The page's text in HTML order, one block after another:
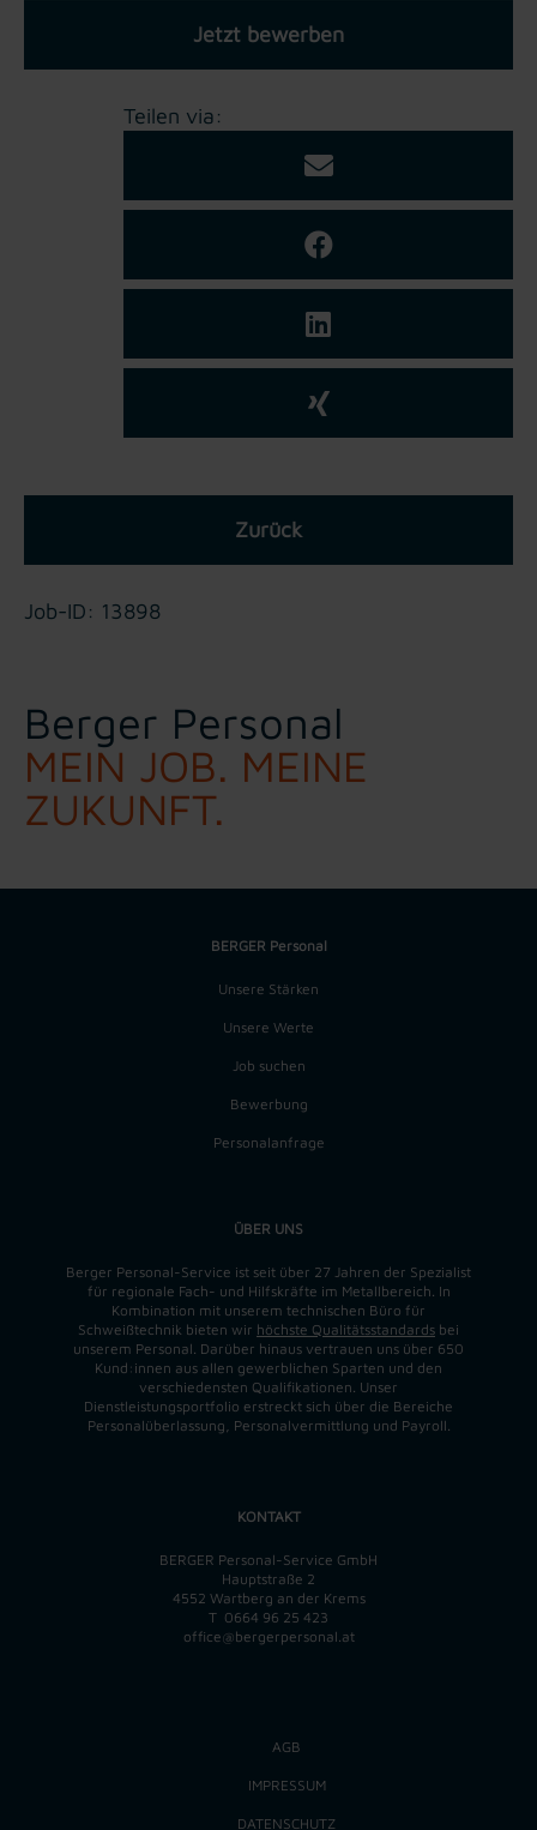
Jetzt bewerben
Teilen via:
Zurück
Job-ID: 13898
Berger Personal
MEIN JOB. MEINE
ZUKUNFT.
BERGER Personal
Unsere Stärken
Unsere Werte
Job suchen
Bewerbung
Personalanfrage
ÜBER UNS
Berger Personal-Service ist seit über 27 Jahren der Spezialist
für regionale Fach- und Hilfskräfte im Metallbereich. In
Kombination mit unserem technischen Büro für
Schweißtechnik bieten wir höchste Qualitätsstandards bei
unserem Personal. Darüber hinaus vertrauen uns über 650
Kund:innen aus allen gewerblichen Sparten und den
verschiedensten Qualifikationen. Unser
Dienstleistungsportfolio erstreckt sich über die Bereiche
Personalüberlassung, Personalvermittlung und Payroll.
KONTAKT
BERGER Personal-Service GmbH
Hauptstraße 2
4552 Wartberg an der Krems
T 0664 96 25 423
office@bergerpersonal.at
AGB
IMPRESSUM
DATENSCHUTZ